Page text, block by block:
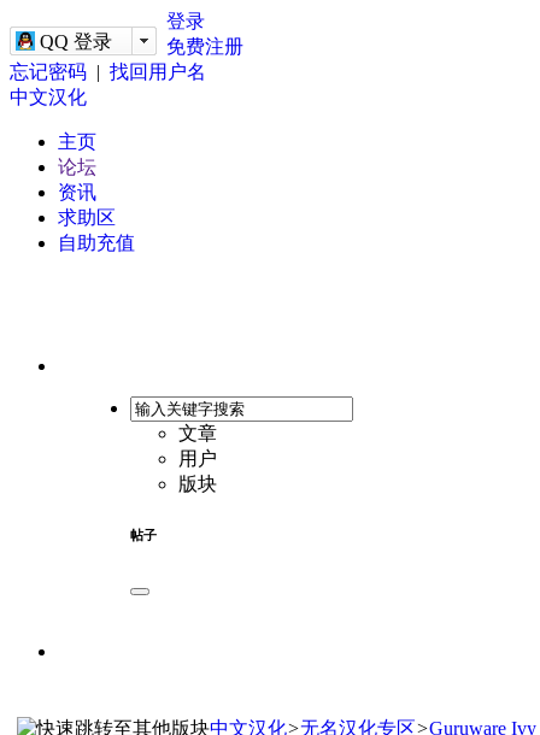
QQ 登录
登录
免费注册
忘记密码 | 找回用户名
中文汉化
主页
论坛
资讯
求助区
自助充值
文章
用户
版块
帖子
中文汉化>无名汉化专区>Guruware